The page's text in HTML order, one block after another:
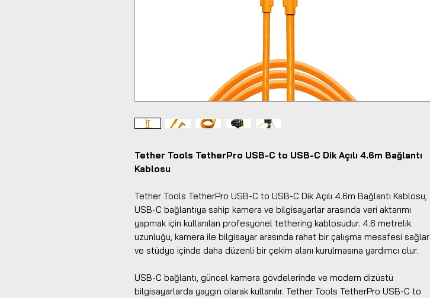
Tether Tools TetherPro USB-C to USB-C Dik Açılı 4.6m Bağlantı
Kablosu
Tether Tools TetherPro USB-C to USB-C Dik Açılı 4.6m Bağlantı Kablosu,
USB-C bağlantıya sahip kamera ve bilgisayarlar arasında veri aktarımı
yapmak için kullanılan profesyonel tethering kablosudur. 4.6 metrelik
uzunluğu, kamera ile bilgisayar arasında rahat bir çalışma mesafesi sağlar
ve stüdyo içinde daha düzenli bir çekim alanı kurulmasına yardımcı olur.
USB-C bağlantı, güncel kamera gövdelerinde ve modern dizüstü
bilgisayarlarda yaygın olarak kullanılır. Tether Tools TetherPro USB-C to